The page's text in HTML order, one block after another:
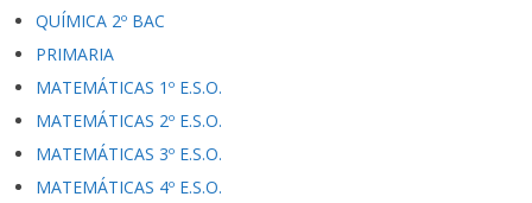
QUÍMICA 2º BAC
PRIMARIA
MATEMÁTICAS 1º E.S.O.
MATEMÁTICAS 2º E.S.O.
MATEMÁTICAS 3º E.S.O.
MATEMÁTICAS 4º E.S.O.